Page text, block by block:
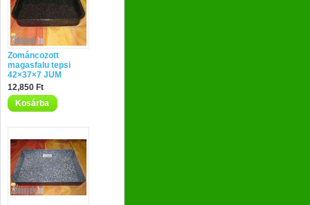
Zománcozott
magasfalu tepsi
42×37×7 JUM
12,850 Ft
Kosárba